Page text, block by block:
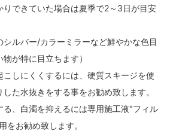
りできていた場合は夏季で2～3日が目安
シルバー/カラーミラーなど鮮やかな色目
が特に目立ちます）
こしにくくするには、硬質スキージを使
した水抜きをする事をお勧め致します。
る、白濁を抑えるには専用施工液"フィル
をお勧め致します。